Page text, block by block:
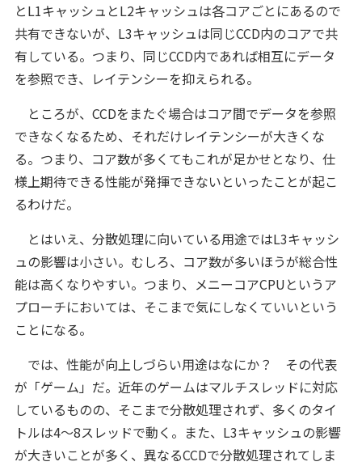
とL1キャッシュとL2キャッシュは各コアごとにあるので
共有できないが、L3キャッシュは同じCCD内のコアで共
有している。つまり、同じCCD内であれば相互にデータ
を参照でき、レイテンシーを抑えられる。
ところが、CCDをまたぐ場合はコア間でデータを参照
できなくなるため、それだけレイテンシーが大きくな
る。つまり、コア数が多くてもこれが足かせとなり、仕
様上期待できる性能が発揮できないといったことが起こ
るわけだ。
とはいえ、分散処理に向いている用途ではL3キャッシ
ュの影響は小さい。むしろ、コア数が多いほうが総合性
能は高くなりやすい。つまり、メニーコアCPUというア
プローチにおいては、そこまで気にしなくていいという
ことになる。
では、性能が向上しづらい用途はなにか？ その代表
が「ゲーム」だ。近年のゲームはマルチスレッドに対応
しているものの、そこまで分散処理されず、多くのタイ
トルは4～8スレッドで動く。また、L3キャッシュの影響
が大きいことが多く、異なるCCDで分散処理されてしま